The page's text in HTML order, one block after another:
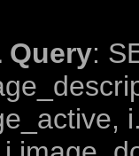
Query: